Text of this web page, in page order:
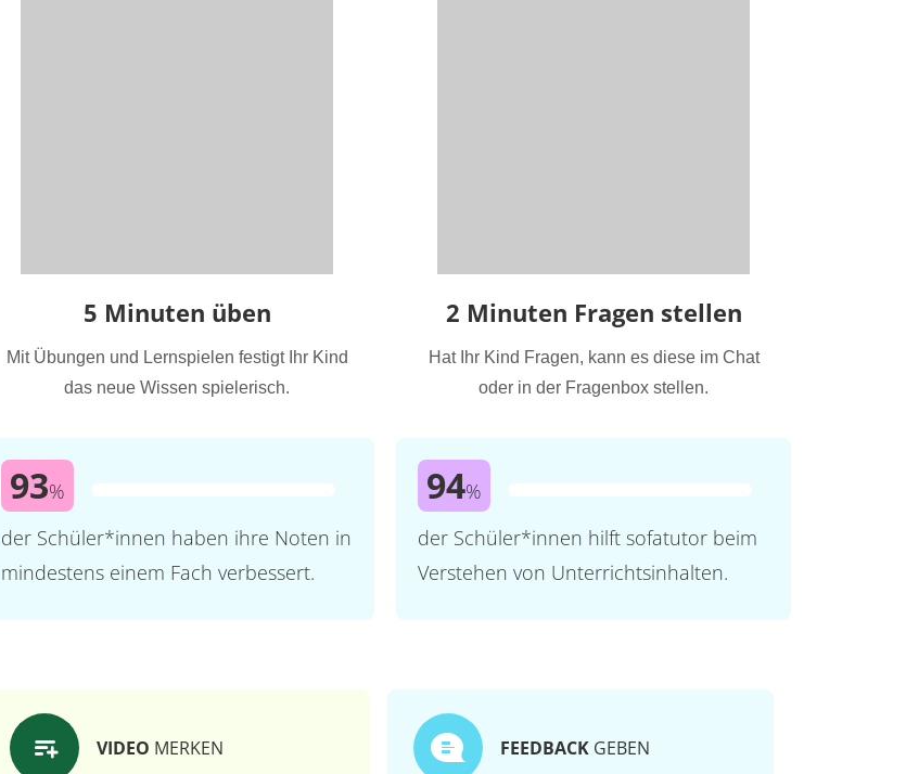
5 Minuten üben
Mit Übungen und Lernspielen festigt Ihr Kind
das neue Wissen spielerisch.
93%
der Schüler*innen haben ihre Noten in
mindestens einem Fach verbessert.
2 Minuten Fragen stellen
Hat Ihr Kind Fragen, kann es diese im Chat
oder in der Fragenbox stellen.
94%
der Schüler*innen hilft sofatutor beim
Verstehen von Unterrichtsinhalten.
VIDEO MERKEN FEEDBACK GEBEN